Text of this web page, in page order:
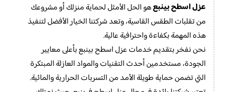
عزل اسطح بينبعهو الحل الأمثل لحماية منزلك أو مشروعك
من تقلبات الطقس القاسية، وتعد شركتنا الخيار الأفضل لتنفيذ
هذه المهمة بكفاءة واحترافية عالية.
نحن نفخر بتقديم خدمات عزل اسطح بينبع بأعلى معايير
الجودة، مستخدمين أحدث التقنيات والمواد العازلة المبتكرة
التي تضمن حماية طويلة الأمد من التسربات الحرارية والمائية.